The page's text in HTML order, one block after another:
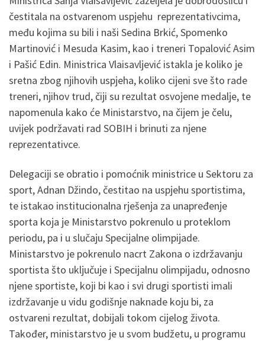
čestitala na ostvarenom uspjehu reprezentativcima,
među kojima su bili i naši Sedina Brkić, Spomenko
Martinović i Mesuda Kasim, kao i treneri Topalović Asim
i Pašić Edin. Ministrica Vlaisavljević istakla je koliko je
sretna zbog njihovih uspjeha, koliko cijeni sve što rade
treneri, njihov trud, čiji su rezultat osvojene medalje, te
napomenula kako će Ministarstvo, na čijem je čelu,
uvijek podržavati rad SOBIH i brinuti za njene
reprezentativce.
Delegaciji se obratio i pomoćnik ministrice u Sektoru za
sport, Adnan Džindo, čestitao na uspjehu sportistima,
te istakao institucionalna rješenja za unapređenje
sporta koja je Ministarstvo pokrenulo u proteklom
periodu, pa i u slučaju Specijalne olimpijade.
Ministarstvo je pokrenulo nacrt Zakona o izdržavanju
sportista što uključuje i Specijalnu olimpijadu, odnosno
njene sportiste, koji bi kao i svi drugi sportisti imali
izdržavanje u vidu godišnje naknade koju bi, za
ostvareni rezultat, dobijali tokom cijelog života.
Također, ministarstvo je u svom budžetu, u programu